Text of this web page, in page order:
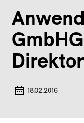
18.02.2016